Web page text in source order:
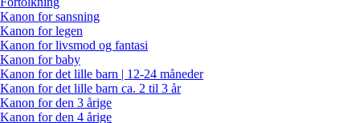
Kanon for sansning
Kanon for legen
Kanon for livsmod og fantasi
Kanon for baby
Kanon for det lille barn | 12-24 måneder
Kanon for det lille barn ca. 2 til 3 år
Kanon for den 3 årige
Kanon for den 4 årige